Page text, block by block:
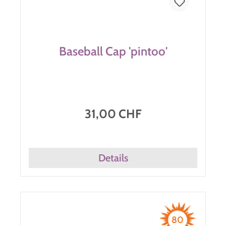
Baseball Cap 'pintoo'
31,00 CHF
Details
80